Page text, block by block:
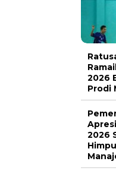
2026
Prodi
2026